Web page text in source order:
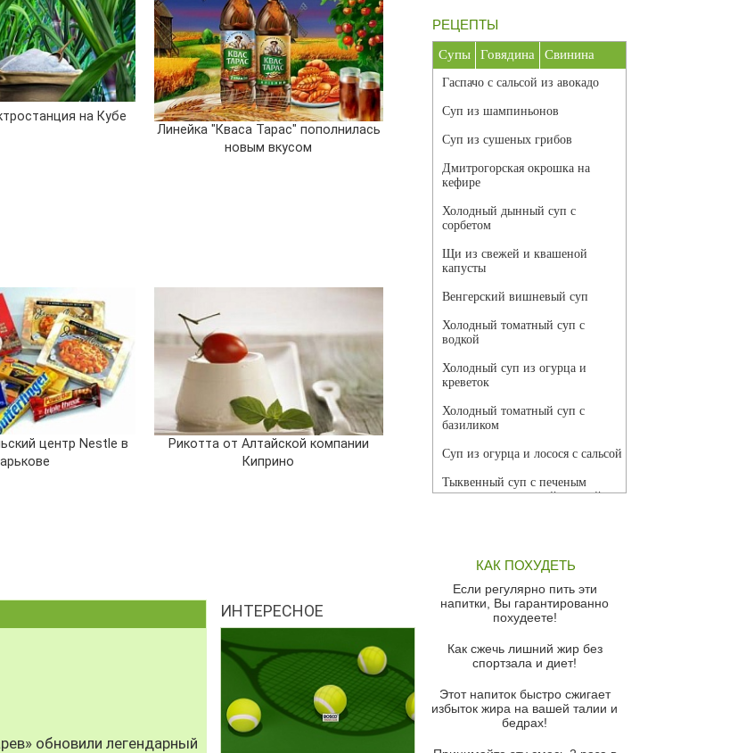
на Кубе
Линейка "Кваса Тарас" пополнилась
новым вкусом
центр Nestle в
Рикотта от Алтайской компании
Киприно
обновили легендарный
ИНТЕРЕСНОЕ
РЕЦЕПТЫ
Супы Говядина Свинина
Гаспачо с сальсой из авокадо
Суп из шампиньонов
Суп из сушеных грибов
Дмитрогорская окрошка на
кефире
Холодный дынный суп с
сорбетом
Щи из свежей и квашеной
капусты
Венгерский вишневый суп
Холодный томатный суп с
водкой
Холодный суп из огурца и
креветок
Холодный томатный суп с
базиликом
Суп из огурца и лосося с сальсой
Тыквенный суп с печеным
чесноком и томатной сальсой
красного перца
Парижский луковый суп
Суп из спаржи и горошка с
Суп-крем из цветной капусты
Французский луковый суп
Суп из баклажанов с моцареллой
КАК ПОХУДЕТЬ
Если регулярно пить эти
напитки, Вы гарантированно
похудеете!
Как сжечь лишний жир без
спортзала и диет!
Этот напиток быстро сжигает
избыток жира на вашей талии и
бедрах!